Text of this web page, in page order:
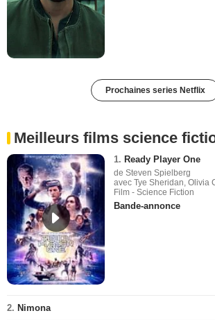
Prochaines series Netflix
Meilleurs films science
1. Ready Player One
de Steven Spielberg
avec Tye Sheridan, Olivia
Film - Science Fiction
Bande-annonce
2. Nimona